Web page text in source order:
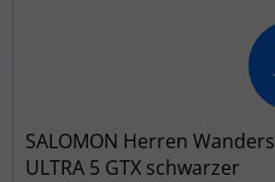
SALOMON Herren
ULTRA 5 GTX schwarzer